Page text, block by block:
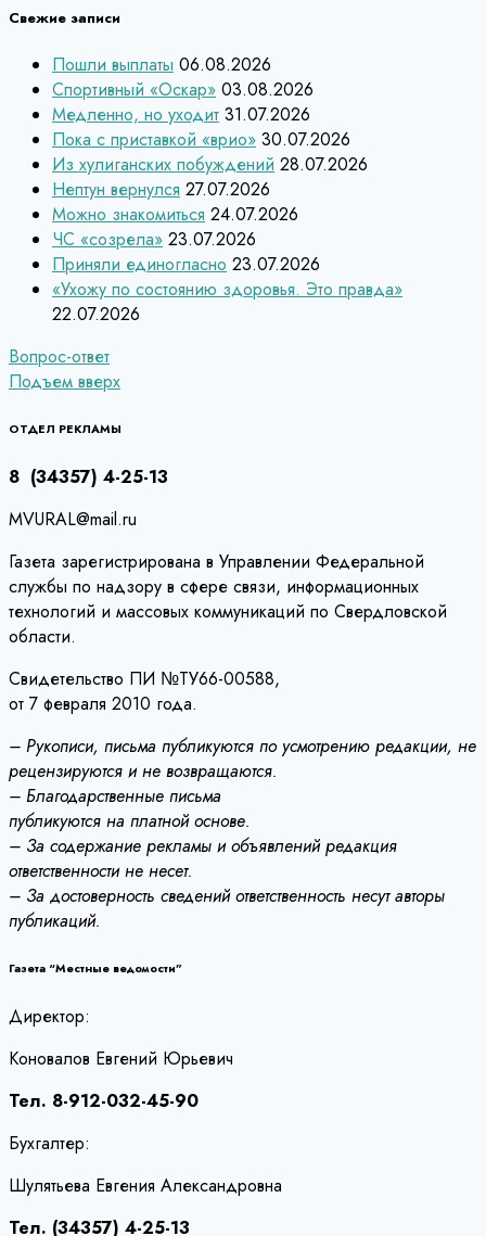
Свежие записи
Пошли выплаты 06.08.2026
Спортивный «Оскар» 03.08.2026
Медленно, но уходит 31.07.2026
Пока с приставкой «врио» 30.07.2026
Из хулиганских побуждений 28.07.2026
Нептун вернулся 27.07.2026
Можно знакомиться 24.07.2026
ЧС «созрела» 23.07.2026
Приняли единогласно 23.07.2026
«Ухожу по состоянию здоровья. Это правда»
22.07.2026
Навигация
по
записям
Вопрос-ответ
Подъем вверх
ОТДЕЛ РЕКЛАМЫ
8 (34357) 4-25-13
MVURAL@mail.ru
Газета зарегистрирована в Управлении Федеральной
службы по надзору в сфере связи, информационных
технологий и массовых коммуникаций по Свердловской
области.
Свидетельство ПИ №ТУ66-00588,
от 7 февраля 2010 года.
– Рукописи, письма публикуются по усмотрению редакции, не
рецензируются и не возвращаются.
– Благодарственные письма
публикуются на платной основе.
– За содержание рекламы и объявлений редакция
ответственности не несет.
– За достоверность сведений ответственность несут авторы
публикаций.
Газета “Местные ведомости”
Директор:
Коновалов Евгений Юрьевич
Тел. 8-912-032-45-90
Бухгалтер:
Шулятьева Евгения Александровна
Тел. (34357) 4-25-13